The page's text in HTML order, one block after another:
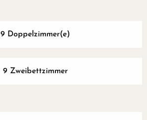
9 Doppelzimmer(e)
9 Zweibettzimmer